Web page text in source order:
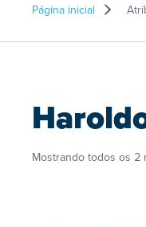
Página inicial
Mostrando todos os 2